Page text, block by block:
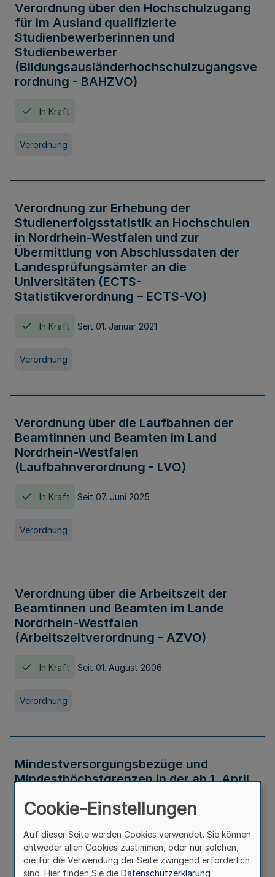
Verordnung über den Hochschulzugang
für im Ausland qualifizierte
Studienbewerberinnen und
Studienbewerber
(Bildungsausländerhochschulzugangsve
rordnung - BAHZVO)
In Kraft
Verordnung
Verordnung zur Erhebung der
Studienerfolgsstatistik an Hochschulen
in Nordrhein-Westfalen und zur
Übermittlung von Abschlussdaten der
Landesprüfungsämter an die
Universitäten (ECTS-
Statistikverordnung – ECTS-VO)
In Kraft Seit 01. Januar 2021
Verordnung
Verordnung über die Laufbahnen der
Beamtinnen und Beamten im Land
Nordrhein-Westfalen
(Laufbahnverordnung - LVO)
In Kraft Seit 07. Juni 2025
Verordnung
Verordnung über die Arbeitszeit der
Beamtinnen und Beamten im Lande
Nordrhein-Westfalen
(Arbeitszeitverordnung - AZVO)
In Kraft Seit 01. August 2006
Verordnung
Mindestversorgungsbezüge und
Mindesthöchstgrenzen in der ab 1. April
Verwaltungsvorschrift
Cookie-Einstellungen
Auf dieser Seite werden Cookies verwendet. Sie können
entweder allen Cookies zustimmen, oder nur solchen,
die für die Verwendung der Seite zwingend erforderlich
sind. Hier finden Sie die Datenschutzerklärung